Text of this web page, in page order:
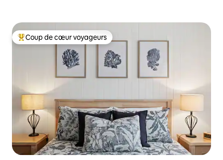
Coups de cœur voyageurs les plus appréciés
Coup de cœur voyageurs